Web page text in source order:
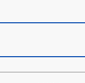
ィ推進体制
的に世界へ
献